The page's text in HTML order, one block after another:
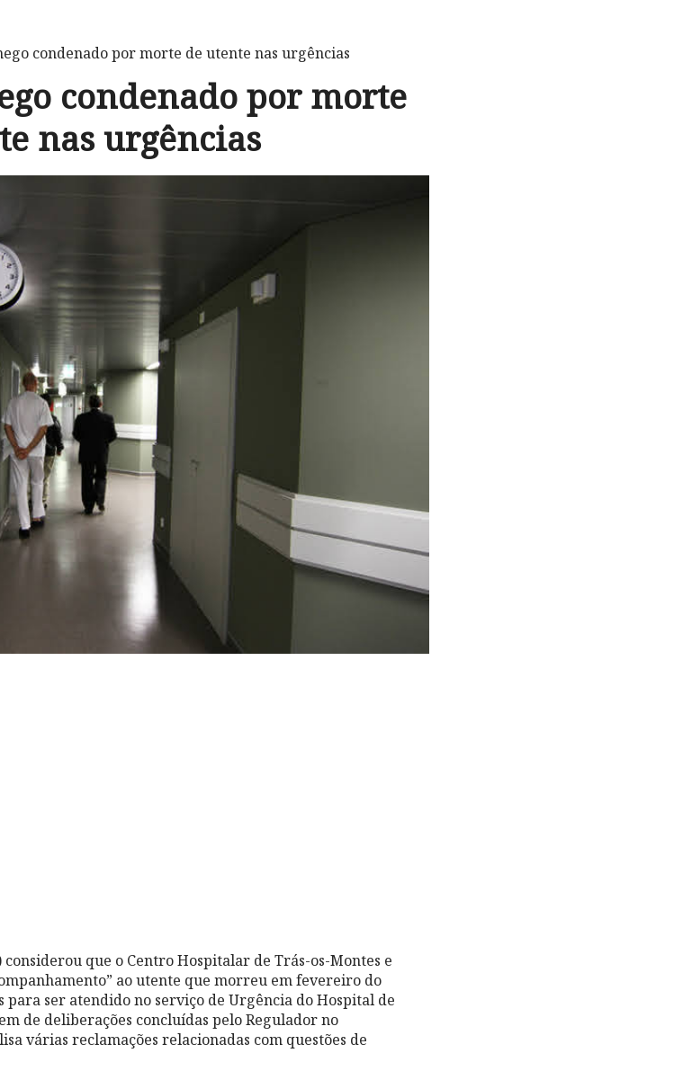
condenado por morte de utente nas urgências
condenado por morte
nas urgências
considerou que o Centro Hospitalar de Trás-os-Montes e
ao utente que morreu em fevereiro do
para ser atendido no serviço de Urgência do Hospital de
de deliberações concluídas pelo Regulador no
várias reclamações relacionadas com questões de